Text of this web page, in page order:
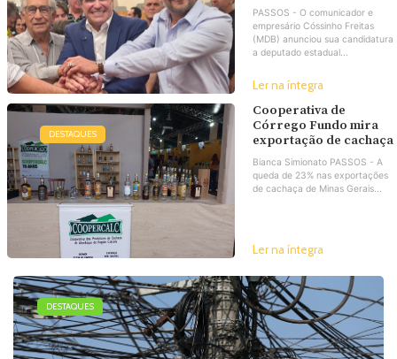
PASSOS - O comunicador e
empresário Cóssinho Freitas
(MDB) anunciou sua candidatura
a deputado estadual...
Ler na íntegra
DESTAQUES
Cooperativa de
Córrego Fundo mira
exportação de cachaça
Bianca Simionato PASSOS - A
queda de 23% nas exportações
de cachaça de Minas Gerais...
Ler na íntegra
DESTAQUES